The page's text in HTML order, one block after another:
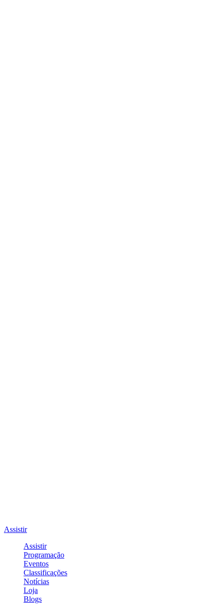
Assistir
Assistir
Programação
Eventos
Classificações
Notícias
Loja
Blogs